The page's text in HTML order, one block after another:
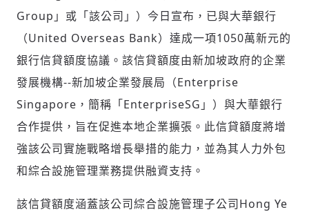
人文
Group」或「該公司」）今日宣布，已與大華銀行
（United Overseas Bank）達成一項1050萬新元的
銀行信貸額度協議。該信貸額度由新加坡政府的企業
發展機構--新加坡企業發展局（Enterprise
Singapore，簡稱「EnterpriseSG」）與大華銀行
合作提供，旨在促進本地企業擴張。此信貸額度將增
強該公司實施戰略增長舉措的能力，並為其人力外包
和綜合設施管理業務提供融資支持。
該信貸額度涵蓋該公司綜合設施管理子公司Hong Ye